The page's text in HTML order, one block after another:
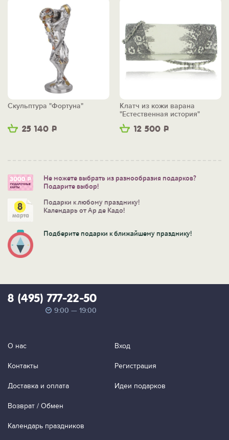
25 140 Р
Скульптура "Фортуна"
12 500 Р
Клатч из кожи варана
"Естественная история"
Не можете выбрать из разнообразия подарков?
Подарите выбор!
Подарки к любому празднику!
Календарь от Ар де Кадо!
Подберите подарки к ближайшему празднику!
8 (495) 777-22-50
9:00 — 19:00
О нас
Контакты
Доставка и оплата
Возврат / Обмен
Календарь праздников
Вход
Регистрация
Идеи подарков